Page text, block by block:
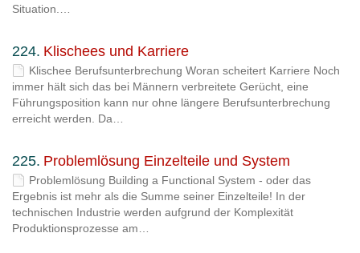
Situation.…
224. Klischees und Karriere
Klischee Berufsunterbrechung Woran scheitert Karriere Noch
immer hält sich das bei Männern verbreitete Gerücht, eine
Führungsposition kann nur ohne längere Berufsunterbrechung
erreicht werden. Da…
225. Problemlösung Einzelteile und System
Problemlösung Building a Functional System - oder das
Ergebnis ist mehr als die Summe seiner Einzelteile! In der
technischen Industrie werden aufgrund der Komplexität
Produktionsprozesse am…